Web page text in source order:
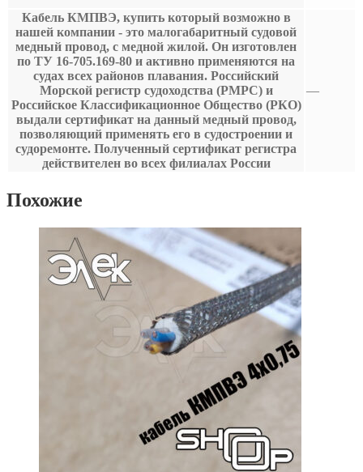
Кабель КМПВЭ, купить который возможно в
нашей компании - это малогабаритный судовой
медный провод, с медной жилой. Он изготовлен
по ТУ 16-705.169-80 и активно применяются на
судах всех районов плавания. Российский
Морской регистр судоходства (РМРС) и
Российское Классификационное Общество (РКО)
выдали сертификат на данный медный провод,
позволяющий применять его в судостроении и
судоремонте. Полученный сертификат регистра
действителен во всех филиалах России
—
Похожие